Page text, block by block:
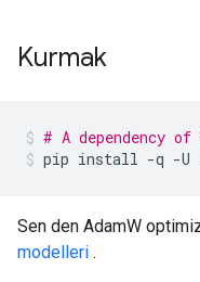
Kurmak
# A dependency
pip install -q -U
Sen den AdamW
modelleri .